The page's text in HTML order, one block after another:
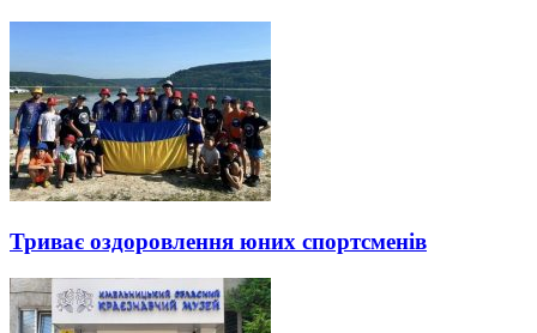
Триває оздоровлення юних спортсменів